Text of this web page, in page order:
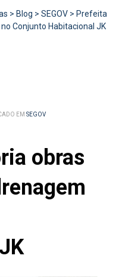
> Blog > SEGOV > Prefeita
Conjunto Habitacional JK
EM SEGOV
obras